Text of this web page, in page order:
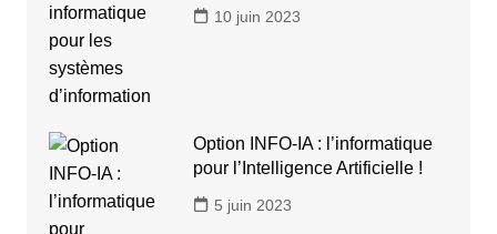
10 juin 2023
Option INFO-IA : l’informatique
pour l’Intelligence Artificielle !
5 juin 2023